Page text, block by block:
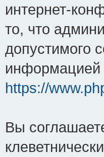
интернет-
то, что
допустимого
информацией
https://
Вы